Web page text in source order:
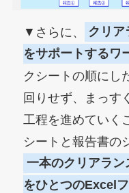
▼さらに、
クリア
をサポートするワ
クシートの順にし
回りせず、まっす
工程を進めていく
シートと報告書の
一本のクリアラン
をひとつのExcel